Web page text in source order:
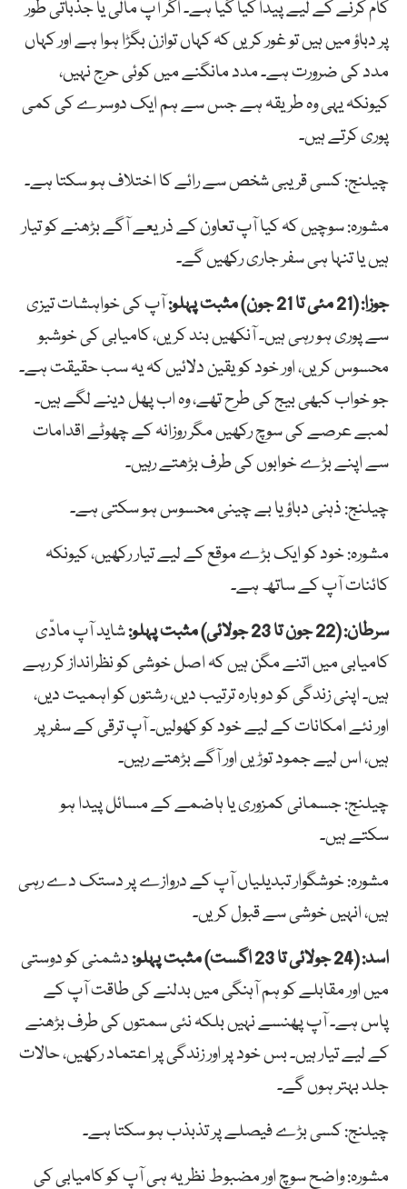
کام کرنے کے لیے پیدا کیا گیا ہے۔ اگر آپ مالی یا جذباتی طور
پر دباؤ میں ہیں تو غور کریں کہ کہاں توازن بگڑا ہوا ہے اور کہاں
مدد کی ضرورت ہے۔ مدد مانگنے میں کوئی حرج نہیں،
کیونکہ یہی وہ طریقہ ہے جس سے ہم ایک دوسرے کی کمی
پوری کرتے ہیں۔
چیلنج: کسی قریبی شخص سے رائے کا اختلاف ہو سکتا ہے۔
مشورہ: سوچیں کہ کیا آپ تعاون کے ذریعے آگے بڑھنے کو تیار
ہیں یا تنہا ہی سفر جاری رکھیں گے۔
جوزا: (21 مئی تا 21 جون) مثبت پہلو:
آپ کی خواہشات تیزی
سے پوری ہو رہی ہیں۔ آنکھیں بند کریں، کامیابی کی خوشبو
محسوس کریں، اور خود کو یقین دلائیں کہ یہ سب حقیقت ہے۔
جو خواب کبھی بیج کی طرح تھے، وہ اب پھل دینے لگے ہیں۔
لمبے عرصے کی سوچ رکھیں مگر روزانہ کے چھوٹے اقدامات
سے اپنے بڑے خوابوں کی طرف بڑھتے رہیں۔
چیلنج: ذہنی دباؤ یا بے چینی محسوس ہو سکتی ہے۔
مشورہ: خود کو ایک بڑے موقع کے لیے تیار رکھیں، کیونکہ
کائنات آپ کے ساتھ ہے۔
سرطان: (22 جون تا 23 جولائی) مثبت پہلو:
شاید آپ مادّی
کامیابی میں اتنے مگن ہیں کہ اصل خوشی کو نظرانداز کر رہے
ہیں۔ اپنی زندگی کو دوبارہ ترتیب دیں، رشتوں کو اہمیت دیں،
اور نئے امکانات کے لیے خود کو کھولیں۔ آپ ترقی کے سفر پر
ہیں، اس لیے جمود توڑیں اور آگے بڑھتے رہیں۔
چیلنج: جسمانی کمزوری یا ہاضمے کے مسائل پیدا ہو
سکتے ہیں۔
مشورہ: خوشگوار تبدیلیاں آپ کے دروازے پر دستک دے رہی
ہیں، انہیں خوشی سے قبول کریں۔
اسد: (24 جولائی تا 23 اگست) مثبت پہلو:
دشمنی کو دوستی
میں اور مقابلے کو ہم آہنگی میں بدلنے کی طاقت آپ کے
پاس ہے۔ آپ پھنسے نہیں بلکہ نئی سمتوں کی طرف بڑھنے
کے لیے تیار ہیں۔ بس خود پر اور زندگی پر اعتماد رکھیں، حالات
جلد بہتر ہوں گے۔
چیلنج: کسی بڑے فیصلے پر تذبذب ہو سکتا ہے۔
مشورہ: واضح سوچ اور مضبوط نظریہ ہی آپ کو کامیابی کی